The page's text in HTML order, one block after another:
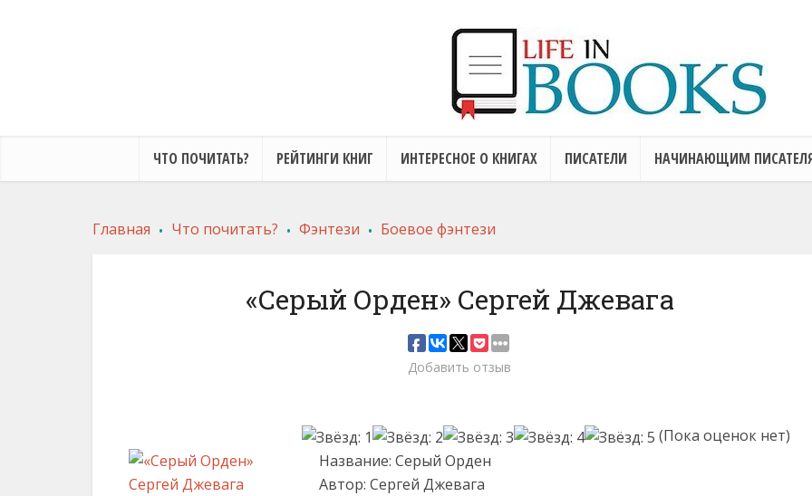
ЧТО ПОЧИТАТЬ? РЕЙТИНГИ КНИГ ИНТЕРЕСНОЕ О КНИГАХ ПИСАТЕЛИ НАЧИНАЮЩИМ
Главная . Что почитать? . Фэнтези . Боевое фэнтези
«Серый Орден» Сергей Джевага
Добавить отзыв
(Пока оценок нет)
Название: Серый Орден
Автор: Сергей Джевага